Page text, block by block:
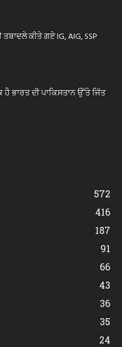
ਕੀਤੇ ਗਏ IG, AIG, SSP
ਹੈ ਭਾਰਤ ਦੀ ਪਾਕਿਸਤਾਨ ਉੱਤੇ ਜਿੱਤ
572
416
187
91
66
43
36
35
24